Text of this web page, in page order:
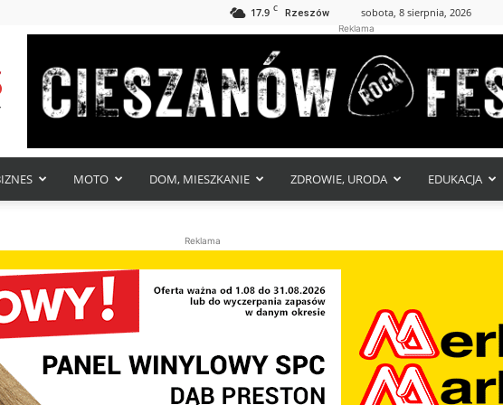
17.9 C Rzeszów sobota, 8 sierpnia, 2026
Reklama
MOTO DOM, MIESZKANIE ZDROWIE, URODA EDUKACJA
Reklama